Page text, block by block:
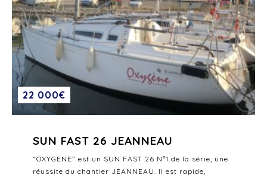
22 000€
SUN FAST 26 JEANNEAU
“OXYGENE” est un SUN FAST 26 N°1 de la série, une
réussite du chantier JEANNEAU. Il est rapide,